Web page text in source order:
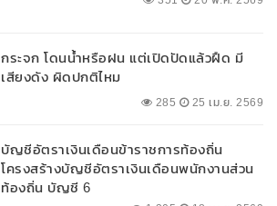
กระจก โดนน้ำหรือฝน แต่เปิดปัดแล้วฝืด มี
เสียงดัง ผิดปกติไหม
285 25 เม.ย. 2569
บัญชีอัตราเงินเดือนข้าราชการท้องถิ่น
โครงสร้างบัญชีอัตราเงินเดือนพนักงานส่วน
ท้องถิ่น บัญชี 6